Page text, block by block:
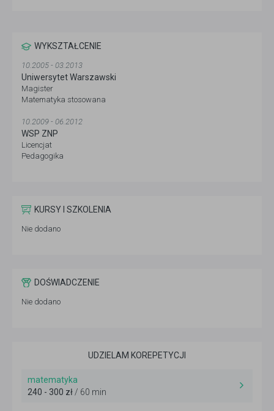
WYKSZTAŁCENIE
10.2005 - 03.2013
Uniwersytet Warszawski
Magister
Matematyka stosowana
10.2009 - 06.2012
WSP ZNP
Licencjat
Pedagogika
KURSY I SZKOLENIA
Nie dodano
DOŚWIADCZENIE
Nie dodano
UDZIELAM KOREPETYCJI
matematyka
240 - 300 zł/ 60 min